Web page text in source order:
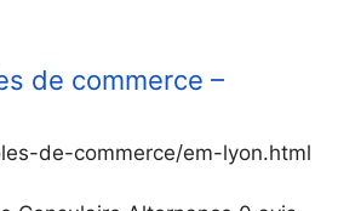
de commerce –
de-commerce/em-lyon.html